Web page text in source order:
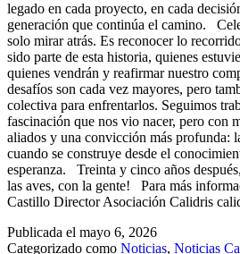
legado en cada proyecto, en cada
generación que continúa el camino.
solo mirar atrás. Es reconocer lo
sido parte de esta historia, quienes
quienes vendrán y reafirmar nuestro
desafíos son cada vez mayores, pero
colectiva para enfrentarlos. Seguimos
fascinación que nos vio nacer, pero con
aliados y una convicción más profunda:
cuando se construye desde el
esperanza. Treinta y cinco años
las aves, con la gente! Para más
Castillo Director Asociación Calidris
Publicada el mayo 6, 2026
Categorizado como Noticias, Noticias